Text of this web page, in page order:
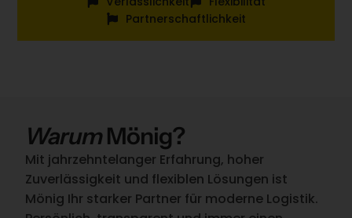
Partnerschaftlichkeit
WarumMönig?
Mit jahrzehntelanger Erfahrung, hoher
Zuverlässigkeit und flexiblen Lösungen ist
Mönig Ihr starker Partner für moderne Logistik.